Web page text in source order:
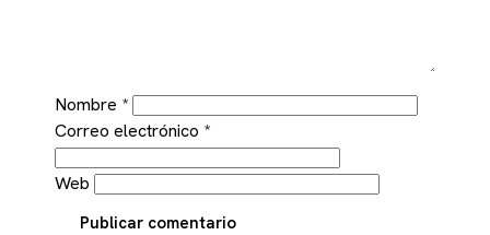
Nombre *
Correo electrónico *
Web
Publicar comentario